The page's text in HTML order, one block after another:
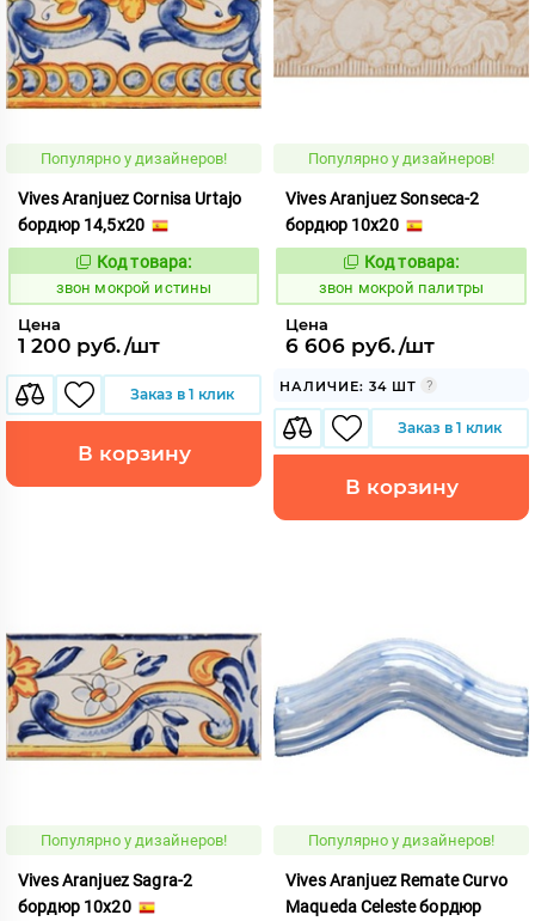
Популярно у дизайнеров!
Vives Aranjuez Cornisa Urtajo
бордюр 14,5x20
460411
Код товара:
звон мокрой истины
Цена
1 200 руб./шт
Заказ в 1 клик
В корзину
Популярно у дизайнеров!
Vives Aranjuez Sonseca-2
бордюр 10x20
460441
Код товара:
звон мокрой палитры
Цена
6 606 руб./шт
НАЛИЧИЕ: 34 ШТ
Заказ в 1 клик
В корзину
Популярно у дизайнеров!
Vives Aranjuez Sagra-2
бордюр 10x20
Популярно у дизайнеров!
Vives Aranjuez Remate Curvo
Maqueda Celeste бордюр